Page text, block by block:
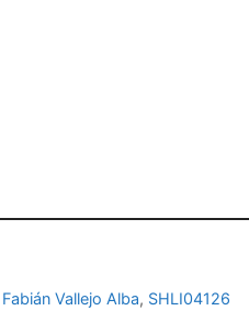
Vallejo Alba, SHLI04126